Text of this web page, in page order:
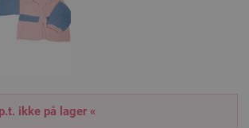
ikke på lager «